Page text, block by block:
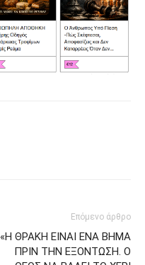
Επόμενο άρθρο
«Η ΘΡΑΚΗ ΕΙΝΑΙ ΕΝΑ ΒΗΜΑ
ΠΡΙΝ ΤΗΝ ΕΞΟΝΤΩΣΗ. Ο